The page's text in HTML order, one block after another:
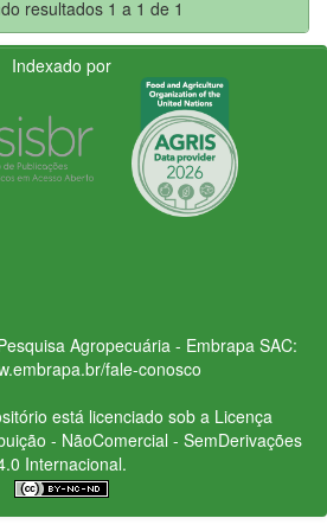
resultados 1 a 1 de 1
Indexado por
Agropecuária - Embrapa SAC:
fale-conosco
está licenciado sob a Licença
- NãoComercial - SemDerivações
Internacional.